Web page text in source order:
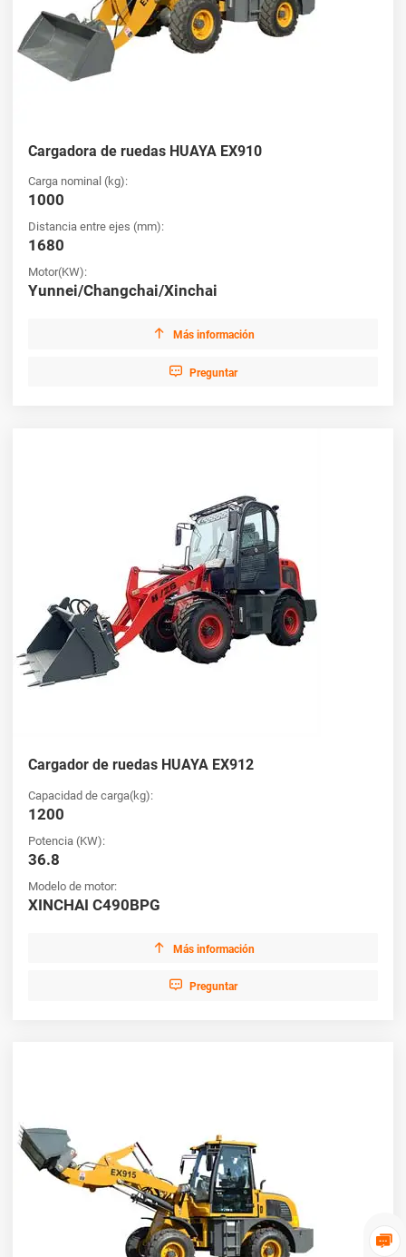

Cargadora de ruedas HUAYA EX910
Carga nominal (kg):
1000
Distancia entre ejes (mm):
1680
Motor(KW):
Yunnei/Changchai/Xinchai
 Más información
 Preguntar
Cargador de ruedas HUAYA EX912
Capacidad de carga(kg):
1200
Potencia (KW):
36.8
Modelo de motor:
XINCHAI C490BPG
 Más información
 Preguntar